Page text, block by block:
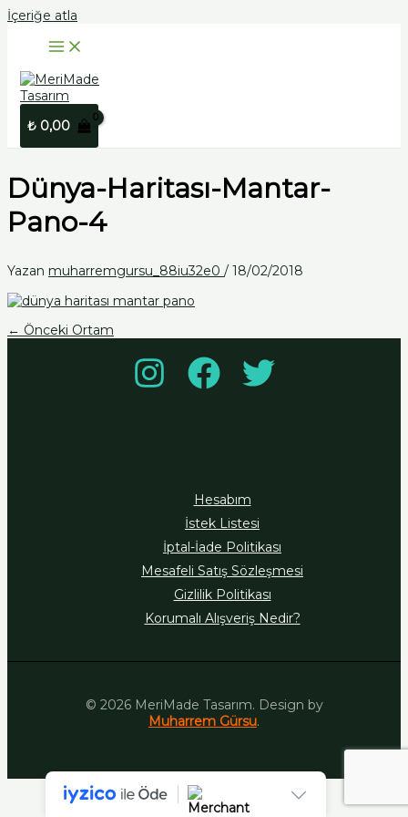
İçeriğe atla
₺0,00
Dünya-Haritası-Mantar-
Pano-4
Yazan muharremgursu_88iu32e0 / 18/02/2018
← Önceki Ortam
Hesabım
İstek Listesi
İptal-İade Politikası
Mesafeli Satış Sözleşmesi
Gizlilik Politikası
Korumalı Alışveriş Nedir?
© 2026 MeriMade Tasarım. Design by
Muharrem Gürsu.